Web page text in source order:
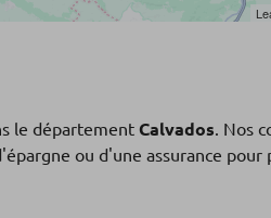
le département Calvados. Nos
ou d'une assurance pour